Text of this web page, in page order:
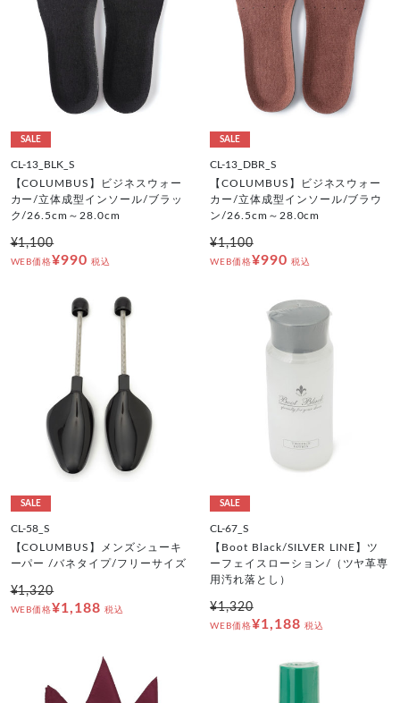
SALE
CL-13_BLK_S
【COLUMBUS】ビジネスウォー
カー/立体成型インソール/ブラッ
ク/26.5cm～28.0cm
¥1,100
WEB価格¥990 税込
SALE
CL-13_DBR_S
【COLUMBUS】ビジネスウォー
カー/立体成型インソール/ブラウ
ン/26.5cm～28.0cm
¥1,100
WEB価格¥990 税込
SALE
CL-58_S
【COLUMBUS】メンズシューキ
ーパー /バネタイプ/フリーサイズ
¥1,320
WEB価格¥1,188 税込
SALE
CL-67_S
【Boot Black/SILVER LINE】ツ
ーフェイスローション/（ツヤ革専
用汚れ落とし）
¥1,320
WEB価格¥1,188 税込